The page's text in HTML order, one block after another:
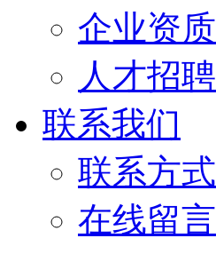
企业资质
人才招聘
联系我们
联系方式
在线留言